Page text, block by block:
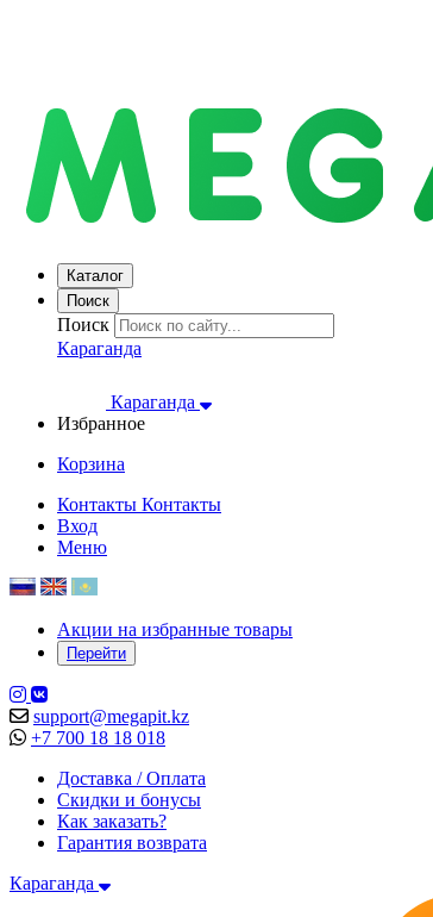
Каталог
Поиск
Поиск
Караганда
Караганда
Избранное
Корзина
Контакты Контакты
Вход
Меню
Акции на избранные товары
Перейти
support@megapit.kz
+7 700 18 18 018
Доставка / Оплата
Скидки и бонусы
Как заказать?
Гарантия возврата
Караганда